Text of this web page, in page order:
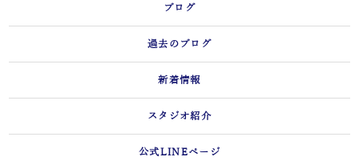
ブログ
過去のブログ
新着情報
スタジオ紹介
公式LINEページ